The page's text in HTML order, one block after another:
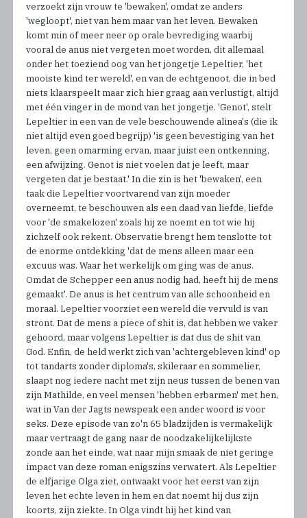
verzoekt zijn vrouw te 'bewaken', omdat ze anders
'wegloopt', niet van hem maar van het leven. Bewaken
komt min of meer neer op orale bevrediging waarbij
vooral de anus niet vergeten moet worden, dit allemaal
onder het toeziend oog van het jongetje Lepeltier, 'het
mooiste kind ter wereld', en van de echtgenoot, die in bed
niets klaarspeelt maar zich hier graag aan verlustigt, altijd
met één vinger in de mond van het jongetje. 'Genot', stelt
Lepeltier in een van de vele beschouwende alinea's (die ik
niet altijd even goed begrijp) 'is geen bevestiging van het
leven, geen omarming ervan, maar juist een ontkenning,
een afwijzing. Genot is niet voelen dat je leeft, maar
vergeten dat je bestaat.' In die zin is het 'bewaken', een
taak die Lepeltier voortvarend van zijn moeder
overneemt, te beschouwen als een daad van liefde, liefde
voor 'de smakelozen' zoals hij ze noemt en tot wie hij
zichzelf ook rekent. Observatie brengt hem tenslotte tot
de enorme ontdekking 'dat de mens alleen maar een
excuus was. Waar het werkelijk om ging was de anus.
Omdat de Schepper een anus nodig had, heeft hij de mens
gemaakt'. De anus is het centrum van alle schoonheid en
moraal. Lepeltier voorziet een wereld die vervuld is van
stront. Dat de mens a piece of shit is, dat hebben we vaker
gehoord, maar volgens Lepeltier is dat dus de shit van
God. Enfin, de held werkt zich van 'achtergebleven kind' op
tot tandarts zonder diploma's, skileraar en sommelier,
slaapt nog iedere nacht met zijn neus tussen de benen van
zijn Mathilde, en veel mensen 'hebben erbarmen' met hen,
wat in Van der Jagts newspeak een ander woord is voor
seks. Deze episode van zo'n 65 bladzijden is vermakelijk
maar vertraagt de gang naar de noodzakelijkelijkste
zonde aan het einde, wat naar mijn smaak de niet geringe
impact van deze roman enigszins verwatert. Als Lepeltier
de elfjarige Olga ziet, ontwaakt voor het eerst van zijn
leven het echte leven in hem en dat noemt hij dus zijn
koorts, zijn ziekte. In Olga vindt hij het kind van